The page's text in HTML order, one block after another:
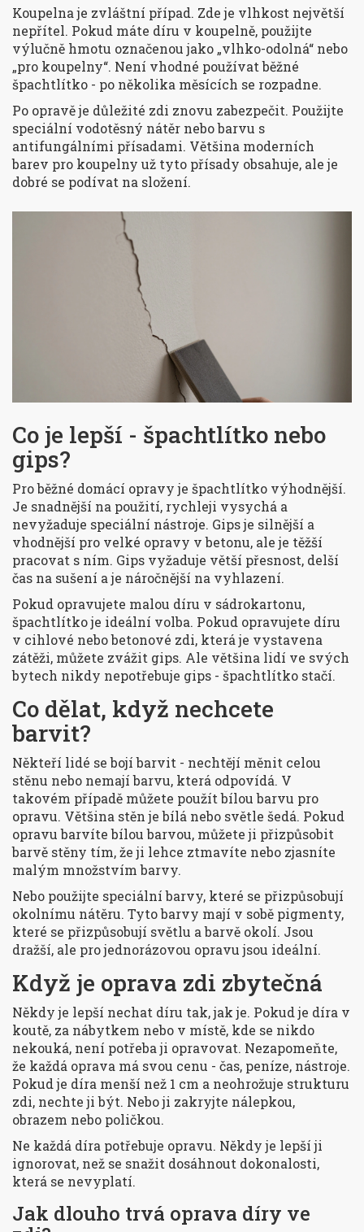
Koupelna je zvláštní případ. Zde je vlhkost největší
nepřítel. Pokud máte díru v koupelně, použijte
výlučně hmotu označenou jako „vlhko-odolná“ nebo
„pro koupelny“. Není vhodné používat běžné
špachtlítko - po několika měsících se rozpadne.
Po opravě je důležité zdi znovu zabezpečit. Použijte
speciální vodotěsný nátěr nebo barvu s
antifungálními přísadami. Většina moderních
barev pro koupelny už tyto přísady obsahuje, ale je
dobré se podívat na složení.
Co je lepší - špachtlítko nebo
gips?
Pro běžné domácí opravy je špachtlítko výhodnější.
Je snadnější na použití, rychleji vysychá a
nevyžaduje speciální nástroje. Gips je silnější a
vhodnější pro velké opravy v betonu, ale je těžší
pracovat s ním. Gips vyžaduje větší přesnost, delší
čas na sušení a je náročnější na vyhlazení.
Pokud opravujete malou díru v sádrokartonu,
špachtlítko je ideální volba. Pokud opravujete díru
v cihlové nebo betonové zdi, která je vystavena
zátěži, můžete zvážit gips. Ale většina lidí ve svých
bytech nikdy nepotřebuje gips - špachtlítko stačí.
Co dělat, když nechcete
barvit?
Někteří lidé se bojí barvit - nechtějí měnit celou
stěnu nebo nemají barvu, která odpovídá. V
takovém případě můžete použít bílou barvu pro
opravu. Většina stěn je bílá nebo světle šedá. Pokud
opravu barvíte bílou barvou, můžete ji přizpůsobit
barvě stěny tím, že ji lehce ztmavíte nebo zjasníte
malým množstvím barvy.
Nebo použijte speciální barvy, které se přizpůsobují
okolnímu nátěru. Tyto barvy mají v sobě pigmenty,
které se přizpůsobují světlu a barvě okolí. Jsou
dražší, ale pro jednorázovou opravu jsou ideální.
Když je oprava zdi zbytečná
Někdy je lepší nechat díru tak, jak je. Pokud je díra v
koutě, za nábytkem nebo v místě, kde se nikdo
nekouká, není potřeba ji opravovat. Nezapomeňte,
že každá oprava má svou cenu - čas, peníze, nástroje.
Pokud je díra menší než 1 cm a neohrožuje strukturu
zdi, nechte ji být. Nebo ji zakryjte nálepkou,
obrazem nebo poličkou.
Ne každá díra potřebuje opravu. Někdy je lepší ji
ignorovat, než se snažit dosáhnout dokonalosti,
která se nevyplatí.
Jak dlouho trvá oprava díry ve